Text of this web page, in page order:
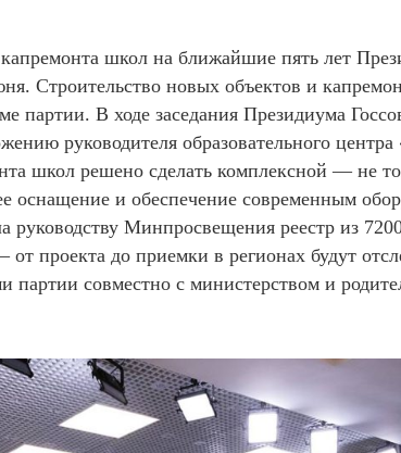
школ на ближайшие пять лет
Строительство новых объектов и
партии. В ходе заседания Президиума
руководителя образовательного
школ решено сделать комплексной — не
оснащение и обеспечение современным
руководству Минпросвещения реестр из
проекта до приемки в регионах будут
партии совместно с министерством и